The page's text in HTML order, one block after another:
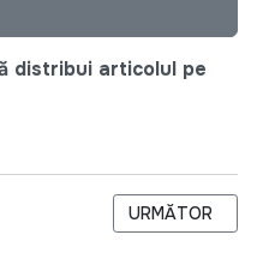
distribui articolul pe
EUROPEANĂ PREGĂTITĂ
ARTICOLUL
URMĂTOR